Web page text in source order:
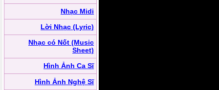
Nhạc Midi
Lời Nhạc (Lyric)
Nhạc có Nốt (Music
Sheet)
Hình Ảnh Ca Sĩ
Hình Ảnh Nghệ Sĩ